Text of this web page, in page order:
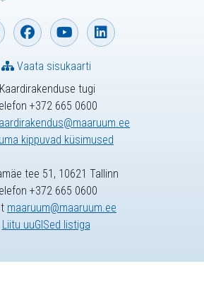
Kaardirakenduse tugi
+372 665 0600
kippuvad küsimused
Vaata sisukaarti
tee 51, 10621 Tallinn
+372 665 0600
maaruum@maaruum.ee
Liitu uuGISed listiga